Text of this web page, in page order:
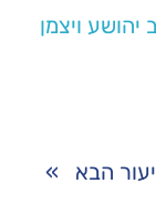
יהושע ויצמן
הבא »